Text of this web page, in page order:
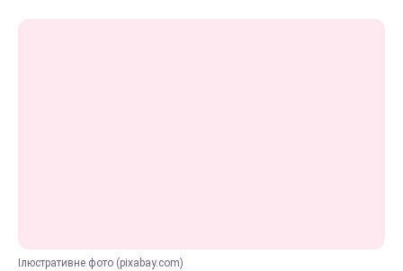
Ілюстративне фото (pixabay.com)